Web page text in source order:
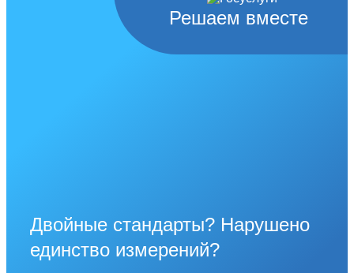
Решаем вместе
Двойные стандарты? Нарушено
единство измерений?